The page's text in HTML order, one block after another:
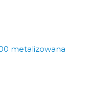
metalizowana